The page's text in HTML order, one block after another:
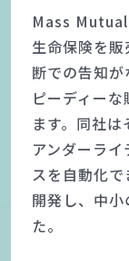
Mass Mutual
生命保険を
断での告知
ピーディー
ます。同社
アンダーラ
スを自動化
開発し、中
た。